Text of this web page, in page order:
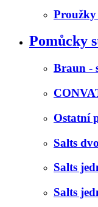
Proužky
Pomůcky
Braun -
Ostatní
Salts
Salts
Salts